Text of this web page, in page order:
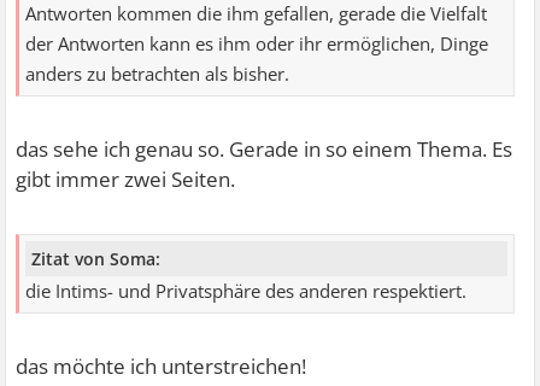
Antworten kommen die ihm gefallen, gerade die Vielfalt
der Antworten kann es ihm oder ihr ermöglichen, Dinge
anders zu betrachten als bisher.
das sehe ich genau so. Gerade in so einem Thema. Es
gibt immer zwei Seiten.
Zitat von Soma:
die Intims- und Privatsphäre des anderen respektiert.
das möchte ich unterstreichen!